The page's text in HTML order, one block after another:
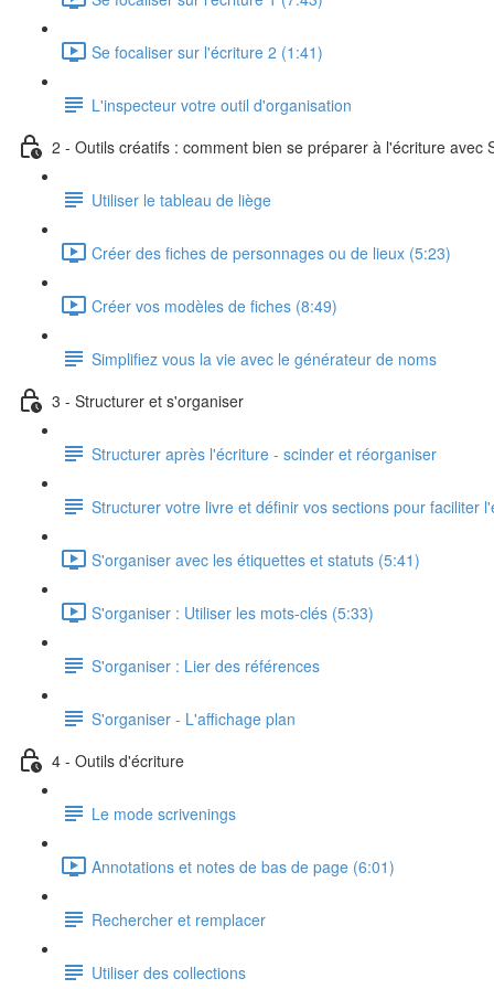
Se focaliser sur l'écriture 2 (1:41)
L'inspecteur votre outil d'organisation
2 - Outils créatifs : comment bien se préparer à l'écriture avec
Utiliser le tableau de liège
Créer des fiches de personnages ou de lieux (5:23)
Créer vos modèles de fiches (8:49)
Simplifiez vous la vie avec le générateur de noms
3 - Structurer et s'organiser
Structurer après l'écriture - scinder et réorganiser
Structurer votre livre et définir vos sections pour faciliter
S'organiser avec les étiquettes et statuts (5:41)
S'organiser : Utiliser les mots-clés (5:33)
S'organiser : Lier des références
S'organiser - L'affichage plan
4 - Outils d'écriture
Le mode scrivenings
Annotations et notes de bas de page (6:01)
Rechercher et remplacer
Utiliser des collections